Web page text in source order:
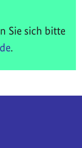
Sie sich bitte
.